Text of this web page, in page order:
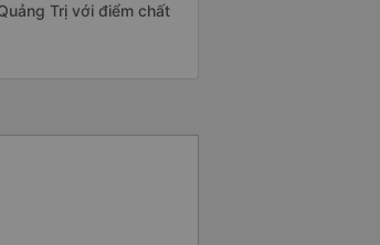
Trị với điểm chất